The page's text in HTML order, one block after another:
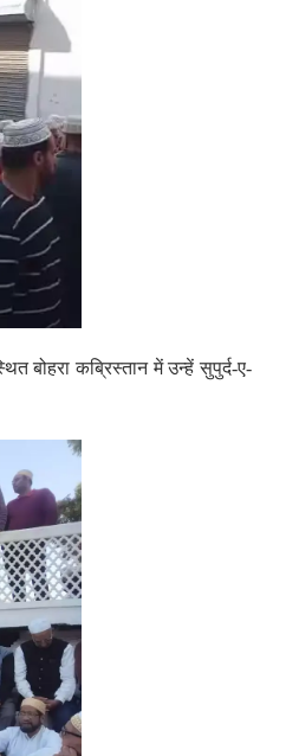
बोहरा कब्रिस्तान में उन्हें सुपुर्द-ए-